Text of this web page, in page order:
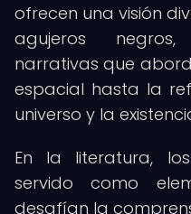
ofrecen una visión
agujeros
narrativas que
espacial hasta la
universo y la
En la literatura,
servido como
desafían la